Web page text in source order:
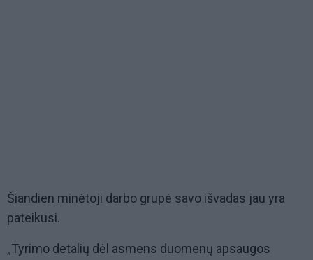
Šiandien minėtoji darbo grupė savo išvadas jau yra
pateikusi.
„Tyrimo detalių dėl asmens duomenų apsaugos